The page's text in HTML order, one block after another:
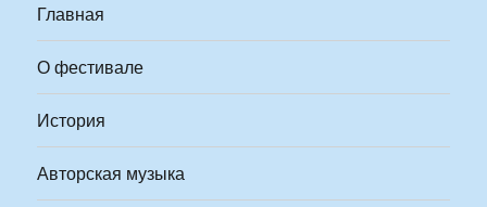
Главная
О фестивале
История
Авторская музыка